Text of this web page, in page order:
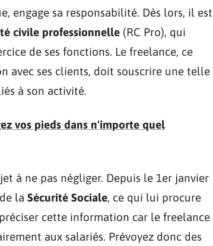
engage sa responsabilité. Dès lors, il est
civile professionnelle (RC Pro), qui
de ses fonctions. Le freelance, ce
avec ses clients, doit souscrire une telle
à son activité.
vos pieds dans n'importe quel
à ne pas négliger. Depuis le 1er janvier
la Sécurité Sociale, ce qui lui procure
cette information car le freelance
aux salariés. Prévoyez donc des